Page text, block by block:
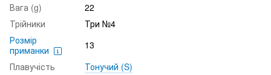
Вага (g)
22
Трійники
Три №4
Розмір
приманки
13
Плавучість
Тонучий (S)